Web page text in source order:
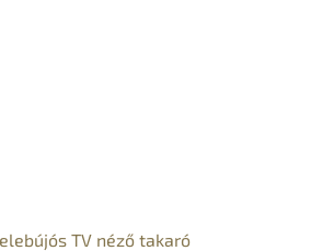
TV néző takaró